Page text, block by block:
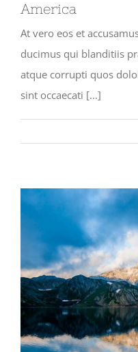
America
At vero eos et
ducimus qui blanditiis
atque corrupti quos
sint occaecati [...]